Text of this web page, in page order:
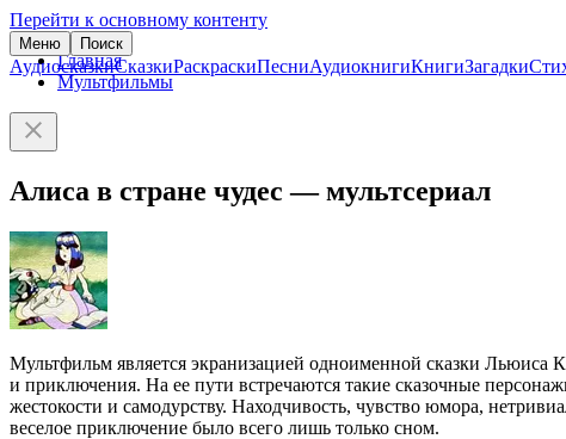
Перейти к основному контенту
Меню Поиск
АудиосказкиСказкиРаскраскиПесниАудиокнигиКнигиЗагадки
Главная
Мультфильмы
Алиса в стране чудес — мультсериал
Мультфильм является экранизацией одноименной сказки Льюиса
и приключения. На ее пути встречаются такие сказочные
жестокости и самодурству. Находчивость, чувство юмора,
веселое приключение было всего лишь только сном.